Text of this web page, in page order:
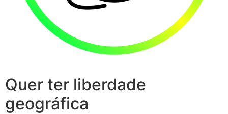
Quer ter liberdade
geográfica